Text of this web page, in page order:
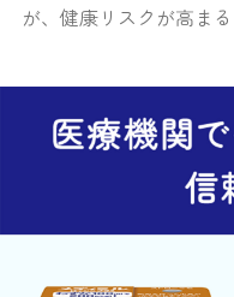
が、健康リスクが高ま